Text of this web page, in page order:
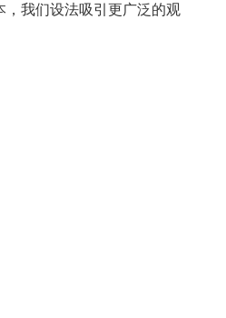
我们设法吸引更广泛的观